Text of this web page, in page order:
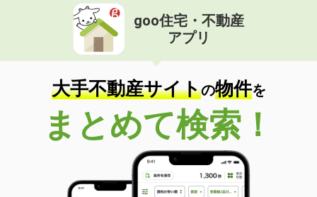
goo住宅・不動産
アプリ
大手不動産サイトの物件を
まとめて検索！